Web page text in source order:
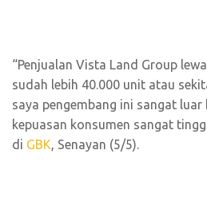
“Penjualan Vista Land Group
sudah lebih 40.000 unit atau
saya pengembang ini sangat
kepuasan konsumen sangat
di GBK, Senayan (5/5).